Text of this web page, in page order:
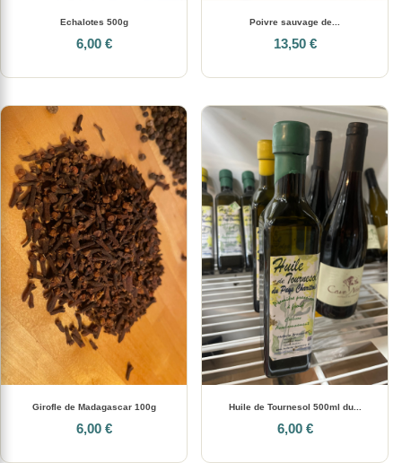
Echalotes 500g
6,00 €
Poivre sauvage de...
13,50 €
Girofle de Madagascar 100g
6,00 €
Huile de Tournesol 500ml du...
6,00 €